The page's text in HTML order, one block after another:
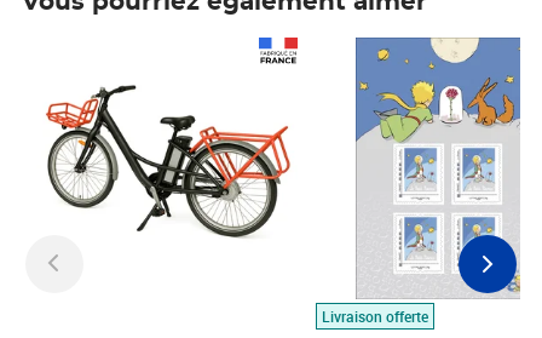
Livraison offerte
Prix 7,50€